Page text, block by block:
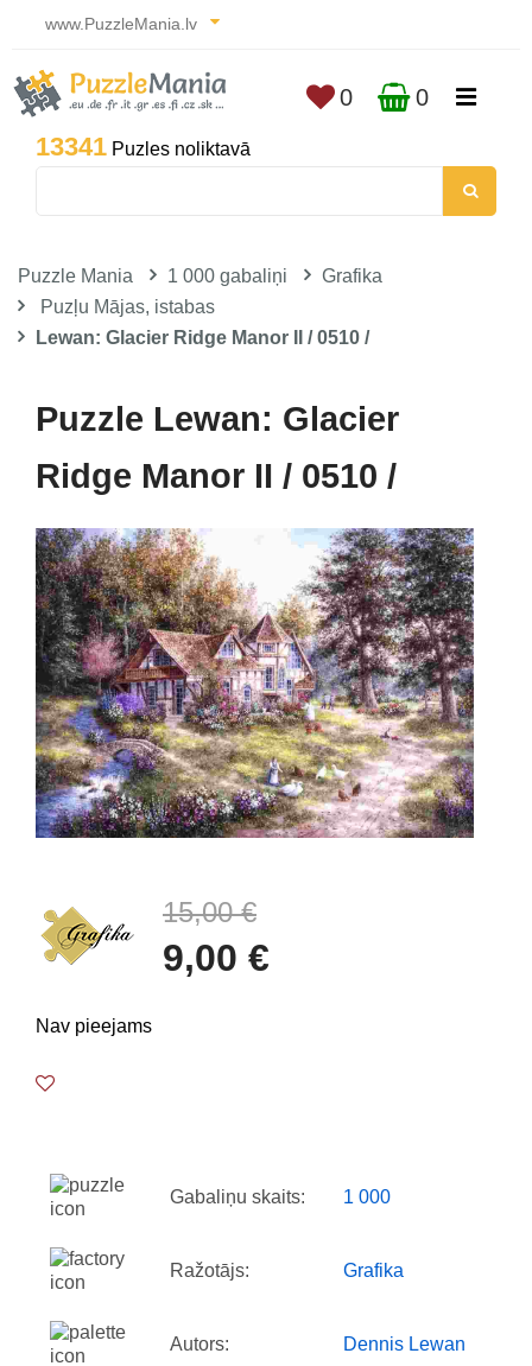
www.PuzzleMania.lv
13341 Puzles noliktavā
0 0
Puzzle Mania 1 000 gabaliņi
Grafika
Puzļu Mājas, istabas
Lewan: Glacier Ridge Manor II / 0510 /
Puzzle Lewan: Glacier
Ridge Manor II / 0510 /
15,00 €
9,00 €
Nav pieejams
Gabaliņu skaits: 1 000
Ražotājs: Grafika
Autors: Dennis Lewan